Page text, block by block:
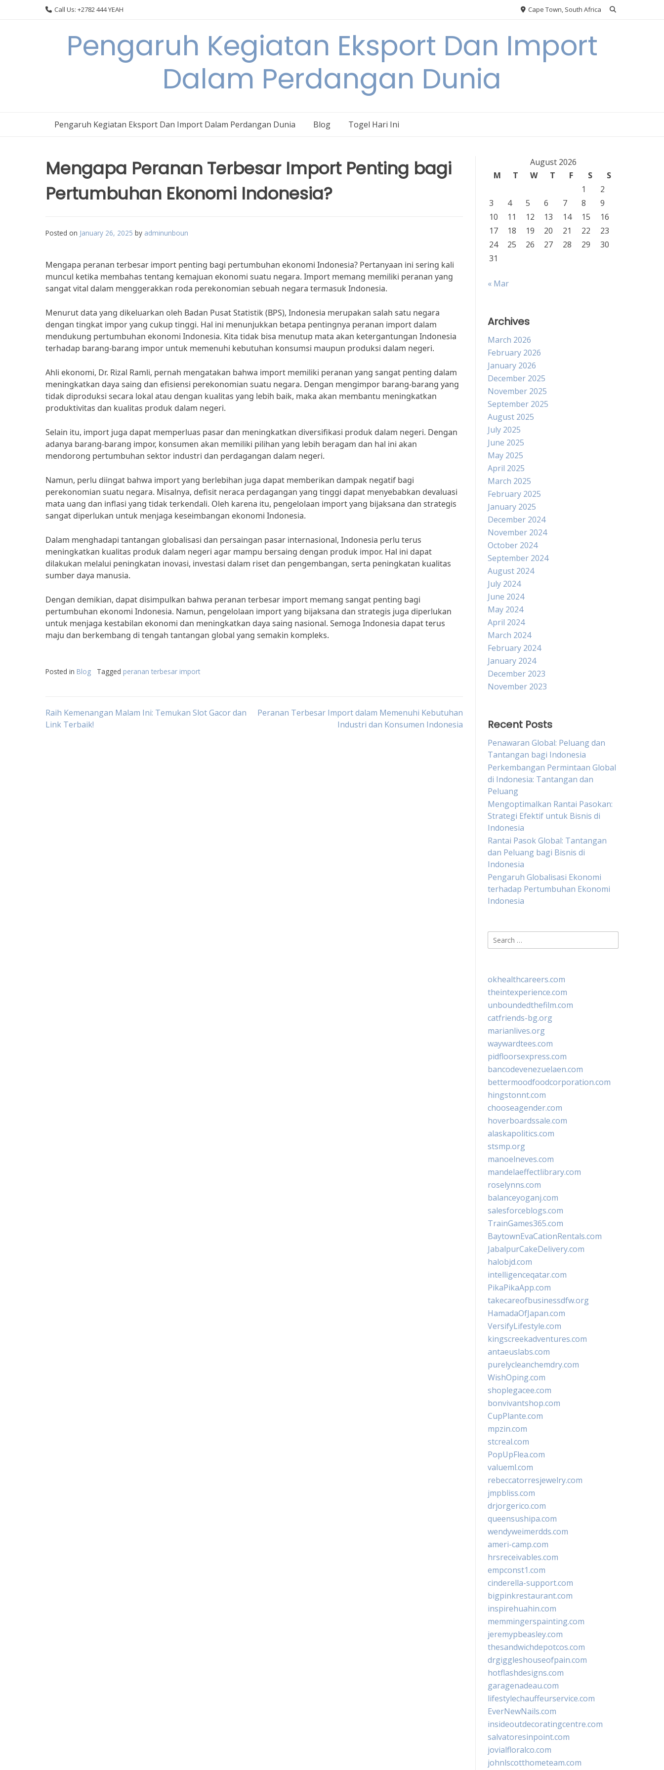
Call Us: +2782 444 YEAH Cape Town, South Africa
Pengaruh Kegiatan Eksport Dan Import
Dalam Perdangan Dunia
Pengaruh Kegiatan Eksport Dan Import Dalam Perdangan Dunia Blog Togel Hari Ini
Mengapa Peranan Terbesar Import Penting bagi
Pertumbuhan Ekonomi Indonesia?
Posted on January 26, 2025 by adminunboun
Mengapa peranan terbesar import penting bagi pertumbuhan ekonomi Indonesia? Pertanyaan ini sering kali
muncul ketika membahas tentang kemajuan ekonomi suatu negara. Import memang memiliki peranan yang
sangat vital dalam menggerakkan roda perekonomian sebuah negara termasuk Indonesia.
Menurut data yang dikeluarkan oleh Badan Pusat Statistik (BPS), Indonesia merupakan salah satu negara
dengan tingkat impor yang cukup tinggi. Hal ini menunjukkan betapa pentingnya peranan import dalam
mendukung pertumbuhan ekonomi Indonesia. Kita tidak bisa menutup mata akan ketergantungan Indonesia
terhadap barang-barang impor untuk memenuhi kebutuhan konsumsi maupun produksi dalam negeri.
Ahli ekonomi, Dr. Rizal Ramli, pernah mengatakan bahwa import memiliki peranan yang sangat penting dalam
meningkatkan daya saing dan efisiensi perekonomian suatu negara. Dengan mengimpor barang-barang yang
tidak diproduksi secara lokal atau dengan kualitas yang lebih baik, maka akan membantu meningkatkan
produktivitas dan kualitas produk dalam negeri.
Selain itu, import juga dapat memperluas pasar dan meningkatkan diversifikasi produk dalam negeri. Dengan
adanya barang-barang impor, konsumen akan memiliki pilihan yang lebih beragam dan hal ini akan
mendorong pertumbuhan sektor industri dan perdagangan dalam negeri.
Namun, perlu diingat bahwa import yang berlebihan juga dapat memberikan dampak negatif bagi
perekonomian suatu negara. Misalnya, defisit neraca perdagangan yang tinggi dapat menyebabkan devaluasi
mata uang dan inflasi yang tidak terkendali. Oleh karena itu, pengelolaan import yang bijaksana dan strategis
sangat diperlukan untuk menjaga keseimbangan ekonomi Indonesia.
Dalam menghadapi tantangan globalisasi dan persaingan pasar internasional, Indonesia perlu terus
meningkatkan kualitas produk dalam negeri agar mampu bersaing dengan produk impor. Hal ini dapat
dilakukan melalui peningkatan inovasi, investasi dalam riset dan pengembangan, serta peningkatan kualitas
sumber daya manusia.
Dengan demikian, dapat disimpulkan bahwa peranan terbesar import memang sangat penting bagi
pertumbuhan ekonomi Indonesia. Namun, pengelolaan import yang bijaksana dan strategis juga diperlukan
untuk menjaga kestabilan ekonomi dan meningkatkan daya saing nasional. Semoga Indonesia dapat terus
maju dan berkembang di tengah tantangan global yang semakin kompleks.
Posted in Blog Tagged peranan terbesar import
Post
Raih Kemenangan Malam Ini: Temukan Slot Gacor dan
Link Terbaik!
Peranan Terbesar Import dalam Memenuhi Kebutuhan
Industri dan Konsumen Indonesia
August 2026
M
T W T F S
S
1
2
3
4 5 6 7 8
9
10
11 12 13 14 15
16
17
18 19 20 21 22
23
24
25 26 27 28 29
30
31
« Mar
Archives
March 2026
February 2026
January 2026
December 2025
November 2025
September 2025
August 2025
July 2025
June 2025
May 2025
April 2025
March 2025
February 2025
January 2025
December 2024
November 2024
October 2024
September 2024
August 2024
July 2024
June 2024
May 2024
April 2024
March 2024
February 2024
January 2024
December 2023
November 2023
Recent Posts
Penawaran Global: Peluang dan
Tantangan bagi Indonesia
Perkembangan Permintaan Global
di Indonesia: Tantangan dan
Peluang
Mengoptimalkan Rantai Pasokan:
Strategi Efektif untuk Bisnis di
Indonesia
Rantai Pasok Global: Tantangan
dan Peluang bagi Bisnis di
Indonesia
Pengaruh Globalisasi Ekonomi
terhadap Pertumbuhan Ekonomi
Indonesia
Search
for:
okhealthcareers.com
theintexperience.com
unboundedthefilm.com
catfriends-bg.org
marianlives.org
waywardtees.com
pidfloorsexpress.com
bancodevenezuelaen.com
bettermoodfoodcorporation.com
hingstonnt.com
chooseagender.com
hoverboardssale.com
alaskapolitics.com
stsmp.org
manoelneves.com
mandelaeffectlibrary.com
roselynns.com
balanceyoganj.com
salesforceblogs.com
TrainGames365.com
BaytownEvaCationRentals.com
JabalpurCakeDelivery.com
halobjd.com
intelligenceqatar.com
PikaPikaApp.com
takecareofbusinessdfw.org
HamadaOfJapan.com
VersifyLifestyle.com
kingscreekadventures.com
antaeuslabs.com
purelycleanchemdry.com
WishOping.com
shoplegacee.com
bonvivantshop.com
CupPlante.com
mpzin.com
stcreal.com
PopUpFlea.com
valueml.com
rebeccatorresjewelry.com
jmpbliss.com
drjorgerico.com
queensushipa.com
wendyweimerdds.com
ameri-camp.com
hrsreceivables.com
empconst1.com
cinderella-support.com
bigpinkrestaurant.com
inspirehuahin.com
memmingerspainting.com
jeremypbeasley.com
thesandwichdepotcos.com
drgiggleshouseofpain.com
hotflashdesigns.com
garagenadeau.com
lifestylechauffeurservice.com
EverNewNails.com
insideoutdecoratingcentre.com
salvatoresinpoint.com
jovialfloralco.com
johnlscotthometeam.com